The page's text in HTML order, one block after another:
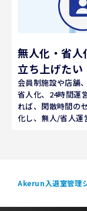
無人化・省人
立ち上げたい
会員制施設や店舗
省人化、24時間運
れば、閑散時間の
化し、無人/省人運
Akerun入退室管理